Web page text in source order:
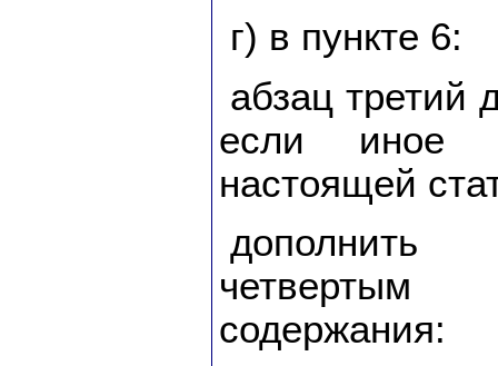
г) в пункте 6:
абзац третий
если иное
настоящей
содержания: